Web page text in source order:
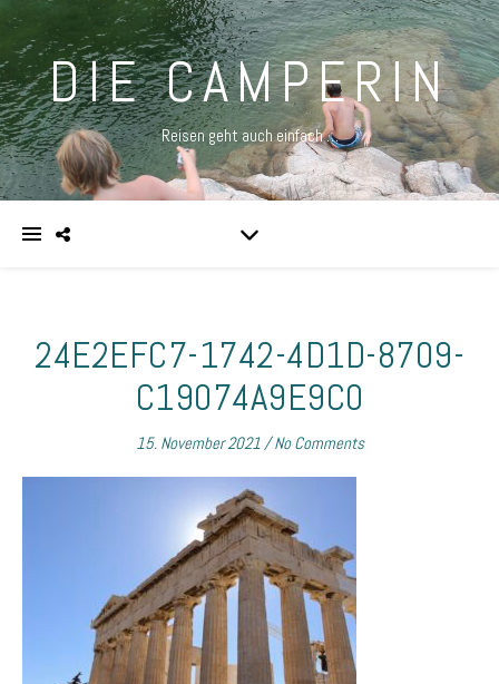
DIE CAMPERIN
Reisen geht auch einfach …
24E2EFC7-1742-4D1D-8709-
C19074A9E9C0
15. November 2021/ No Comments